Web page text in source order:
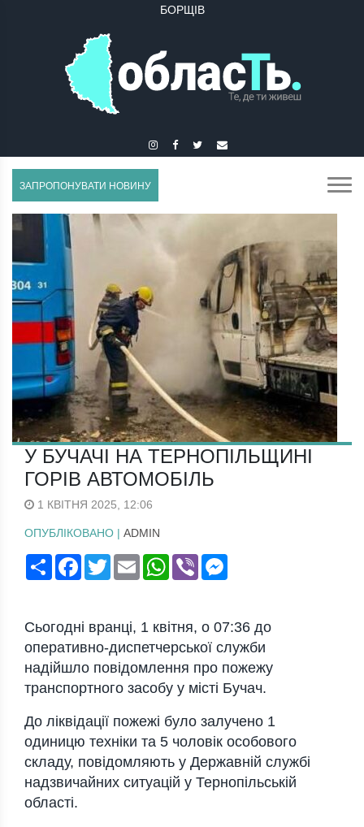
ЗАПРОПОНУВАТИ НОВИНУ
У БУЧАЧІ НА ТЕРНОПІЛЬЩИНІ
ГОРІВ АВТОМОБІЛЬ
1 КВІТНЯ 2025, 12:06
ОПУБЛІКОВАНО | ADMIN
ПоширитиFacebook
TwitterEmail WhatsApp
Viber
Сьогодні вранці, 1 квітня, о 07:36 до
оперативно-диспетчерської служби
надійшло повідомлення про пожежу
транспортного засобу у місті Бучач.
До ліквідації пожежі було залучено 1
одиницю техніки та 5 чоловік особового
складу, повідомляють у Державній службі
надзвичайних ситуацій у Тернопільській
області.